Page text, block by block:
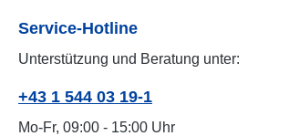
Service-Hotline
Unterstützung und Beratung unter:
+43 1 544 03 19-1
Mo-Fr, 09:00 - 15:00 Uhr